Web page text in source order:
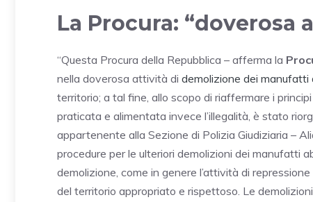
La Procura: “doverosa
“Questa Procura della Repubblica – afferma la
nella doverosa attività di demolizione dei manufatti
territorio; a tal fine, allo scopo di riaffermare i
praticata e alimentata invece l’illegalità, è stato
appartenente alla Sezione di Polizia Giudiziaria –
procedure per le ulteriori demolizioni dei manufatti
demolizione, come in genere l’attività di
del territorio appropriato e rispettoso. Le